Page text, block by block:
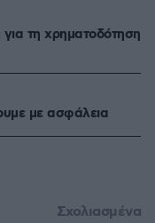
τη χρηματοδότηση
με ασφάλεια
Σχολιασμένα